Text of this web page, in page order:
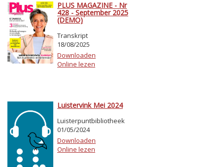
PLUS MAGAZINE - Nr
428 - September 2025
(DEMO)
Transkript
18/08/2025
Downloaden
Online lezen
Luistervink Mei 2024
Luisterpuntbibliotheek
01/05/2024
Downloaden
Online lezen